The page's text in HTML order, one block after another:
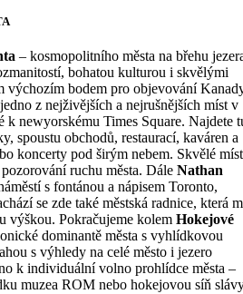
– kosmopolitního města na břehu
bohatou kulturou i skvělými
výchozím bodem pro objevování
z nejživějších a nejrušnějších míst v
k newyorskému Times Square. Najdete
spoustu obchodů, restaurací, kaváren a
koncerty pod širým nebem. Skvělé
ruchu města. Dále Nathan
s fontánou a nápisem Toronto,
se zde také městská radnice, která
výškou. Pokračujeme kolem Hokejové
dominantě města s vyhlídkovou
s výhledy na celé město i jezero
k individuální volno prohlídce města –
muzea ROM nebo hokejovou síň